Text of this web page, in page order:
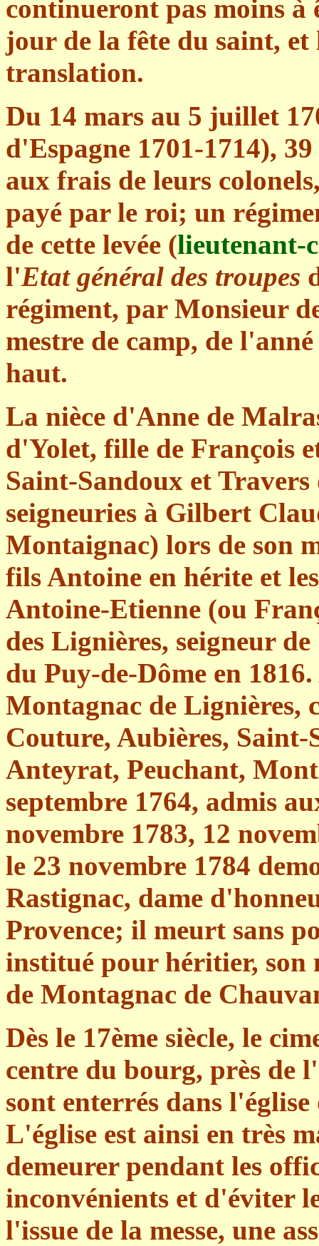
continueront pas moins à
jour de la fête du saint,
translation.
Du 14 mars au 5 juillet
d'Espagne 1701-1714),
aux frais de leurs
payé par le roi; un
de cette levée (lieutenant-
l'Etat général des troupes
régiment, par Monsieur
mestre de camp, de
haut.
La nièce d'Anne de
d'Yolet, fille de François
Saint-Sandoux et
seigneuries à Gilbert
Montaignac) lors de son
fils Antoine en hérite et
Antoine-Etienne (ou
des Lignières, seigneur
du Puy-de-Dôme en
Montagnac de Lignières,
Couture, Aubières,
Anteyrat, Peuchant,
septembre 1764, admis
novembre 1783, 12
le 23 novembre 1784
Rastignac, dame
Provence; il meurt sans
institué pour héritier, son
de Montagnac de
Dès le 17ème siècle, le
centre du bourg, près de
sont enterrés dans
L'église est ainsi en très
demeurer pendant les
inconvénients et d'éviter
l'issue de la messe, une